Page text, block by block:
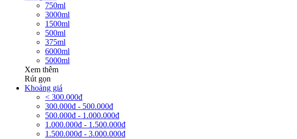
750ml
3000ml
1500ml
500ml
375ml
6000ml
5000ml
Xem thêm
Rút gọn
Khoảng giá
< 300.000đ
300.000đ - 500.000đ
500.000đ - 1.000.000đ
1.000.000đ - 1.500.000đ
1.500.000đ - 3.000.000đ